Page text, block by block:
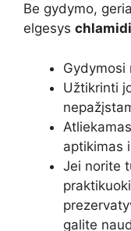
Be gydymo,
elgesys
Gydymosi
Užtikrinti
aptikimas
Jei norite
galite